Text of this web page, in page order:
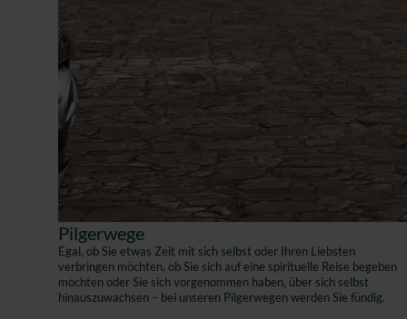
Pilgerwege
Egal, ob Sie etwas Zeit mit sich selbst oder Ihren Liebsten
verbringen möchten, ob Sie sich auf eine spirituelle Reise begeben
möchten oder Sie sich vorgenommen haben, über sich selbst
hinauszuwachsen – bei unseren Pilgerwegen werden Sie fündig.